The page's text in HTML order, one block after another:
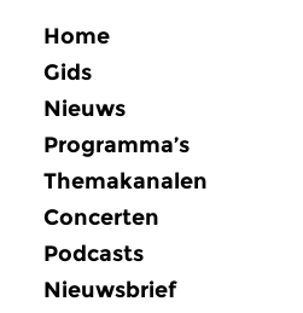
Home
Gids
Nieuws
Programma’s
Themakanalen
Concerten
Podcasts
Nieuwsbrief